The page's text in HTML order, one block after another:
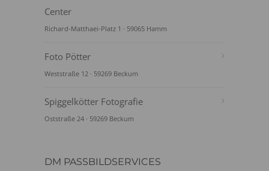
Center
Richard-Matthaei-Platz 1 · 59065 Hamm
Foto Pötter
Weststraße 12 · 59269 Beckum
Spiggelkötter Fotografie
Oststraße 24 · 59269 Beckum
DM PASSBILDSERVICES